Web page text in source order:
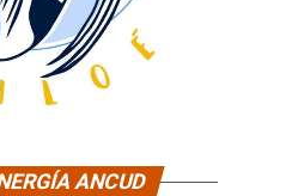
ANCUD